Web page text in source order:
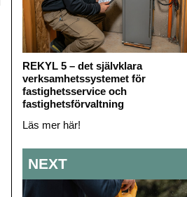
REKYL 5 – det självklara
verksamhetssystemet för
fastighetsservice och
fastighetsförvaltning
Läs mer här!
NEXT